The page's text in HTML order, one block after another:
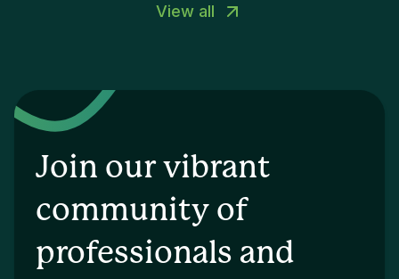
View all
Join our vibrant
community of
professionals and